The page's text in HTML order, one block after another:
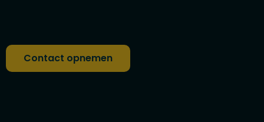
Contact opnemen